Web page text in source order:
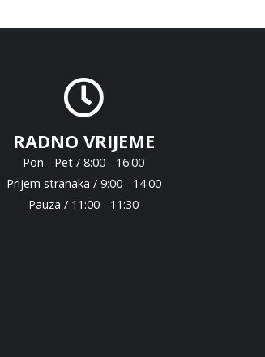
RADNO VRIJEME
Pon - Pet / 8:00 - 16:00
Prijem stranaka / 9:00 - 14:00
Pauza / 11:00 - 11:30